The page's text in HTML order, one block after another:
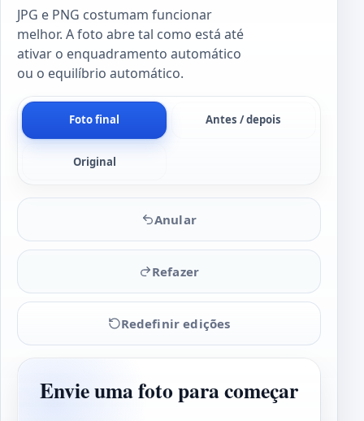
JPG e PNG costumam funcionar
melhor. A foto abre tal como está até
ativar o enquadramento automático
ou o equilíbrio automático.
Foto final Antes / depois
Original
Anular
Refazer
Redefinir edições
Envie uma foto para começar